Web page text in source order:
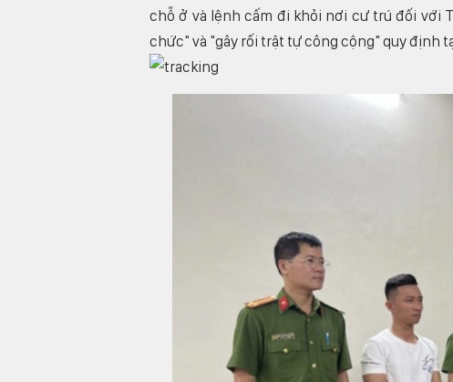
chỗ ở và lệnh cấm đi khỏi nơi cư trú đối với
chức" và "gây rối trật tự công cộng" quy định